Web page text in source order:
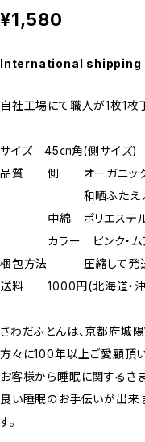
¥1,580
International shipping
自社工場にて職人が1枚1枚
サイズ 45㎝角(側サイズ)
品質 側 オーガニック
和晒ふたえガー
中綿 ポリエステ
カラー ピンク・ム
梱包方法 圧縮して発
送料 1000円(北海道・沖
さわだふとんは、京都府城
方々に100年以上ご愛顧頂い
お客様から睡眠に関するさ
良い睡眠のお手伝いが出来
す。